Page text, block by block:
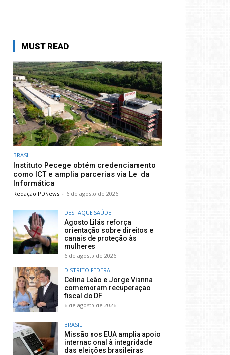
MUST READ
BRASIL
Instituto Pecege obtém credenciamento
como ICT e amplia parcerias via Lei da
Informática
Redação PDNews - 6 de agosto de 2026
DESTAQUE SAÚDE
Agosto Lilás reforça
orientação sobre direitos e
canais de proteção às
mulheres
6 de agosto de 2026
DISTRITO FEDERAL
Celina Leão e Jorge Vianna
comemoram recuperaçao
fiscal do DF
6 de agosto de 2026
BRASIL
Missão nos EUA amplia apoio
internacional à integridade
das eleições brasileiras